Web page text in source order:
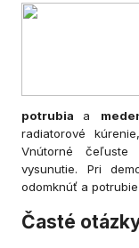
potrubia a
radiatorové
Vnútorné
vysunutie. Pri
odomknúť a
Časté